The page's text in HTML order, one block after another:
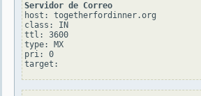
Servidor de Correo
host: togetherfordinner.org
class: IN
ttl: 3600
type: MX
pri: 0